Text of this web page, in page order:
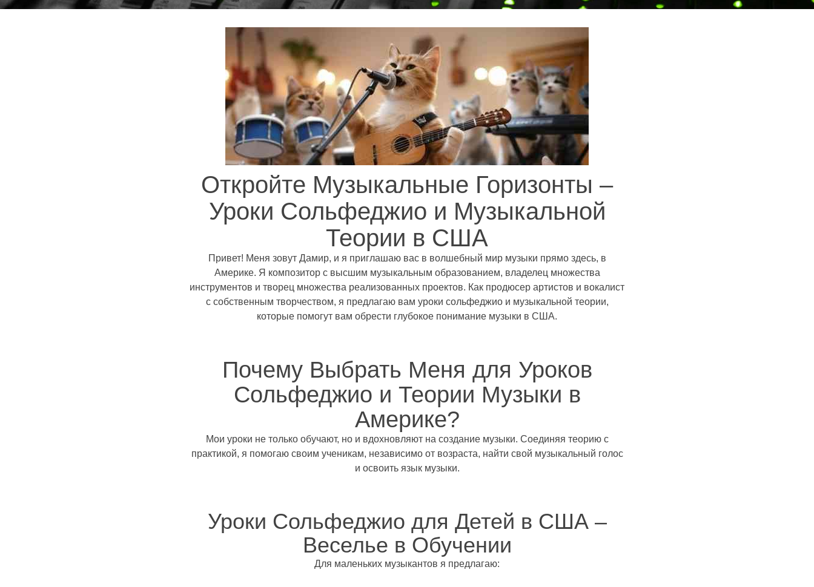
Откройте Музыкальные Горизонты –
Уроки Сольфеджио и Музыкальной
Теории в США
Привет! Меня зовут Дамир, и я приглашаю вас в волшебный мир музыки прямо здесь, в
Америке. Я композитор с высшим музыкальным образованием, владелец множества
инструментов и творец множества реализованных проектов. Как продюсер артистов и вокалист
с собственным творчеством, я предлагаю вам уроки сольфеджио и музыкальной теории,
которые помогут вам обрести глубокое понимание музыки в США.
Почему Выбрать Меня для Уроков
Сольфеджио и Теории Музыки в
Америке?
Мои уроки не только обучают, но и вдохновляют на создание музыки. Соединяя теорию с
практикой, я помогаю своим ученикам, независимо от возраста, найти свой музыкальный голос
и освоить язык музыки.
Уроки Сольфеджио для Детей в США –
Веселье в Обучении
Для маленьких музыкантов я предлагаю: